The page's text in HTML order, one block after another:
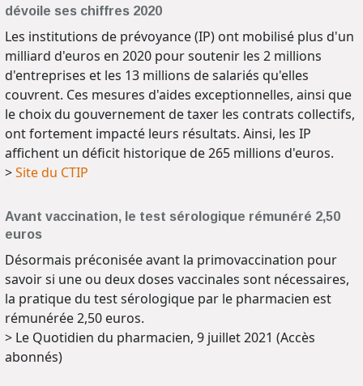
dévoile ses chiffres 2020
Les institutions de prévoyance (IP) ont mobilisé plus d'un
milliard d'euros en 2020 pour soutenir les 2 millions
d'entreprises et les 13 millions de salariés qu'elles
couvrent. Ces mesures d'aides exceptionnelles, ainsi que
le choix du gouvernement de taxer les contrats collectifs,
ont fortement impacté leurs résultats. Ainsi, les IP
affichent un déficit historique de 265 millions d'euros.
>Site du CTIP
Avant vaccination, le test sérologique rémunéré 2,50
euros
Désormais préconisée avant la primovaccination pour
savoir si une ou deux doses vaccinales sont nécessaires,
la pratique du test sérologique par le pharmacien est
rémunérée 2,50 euros.
> Le Quotidien du pharmacien, 9 juillet 2021 (Accès
abonnés)